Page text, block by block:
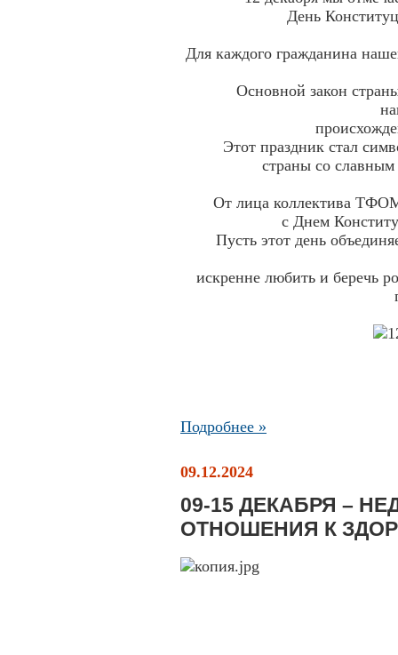
День
Для каждого гражданина
Основной закон
Этот праздник стал
страны со
От лица коллектива
с Днем
Пусть этот день
искренне любить и беречь
Подробнее »
09.12.2024
09-15 ДЕКАБРЯ –
ОТНОШЕНИЯ К